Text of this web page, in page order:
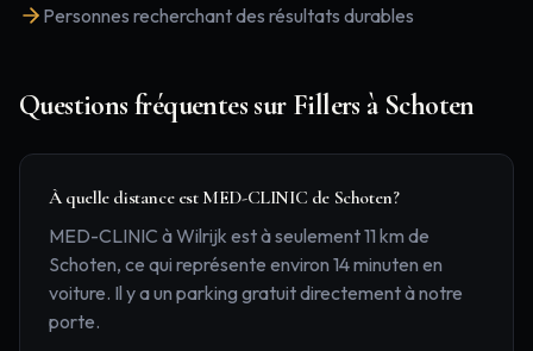
Personnes recherchant des résultats durables
Questions fréquentes sur Fillers à Schoten
À quelle distance est MED-CLINIC de Schoten?
MED-CLINIC à Wilrijk est à seulement 11 km de
Schoten, ce qui représente environ 14 minuten en
voiture. Il y a un parking gratuit directement à notre
porte.